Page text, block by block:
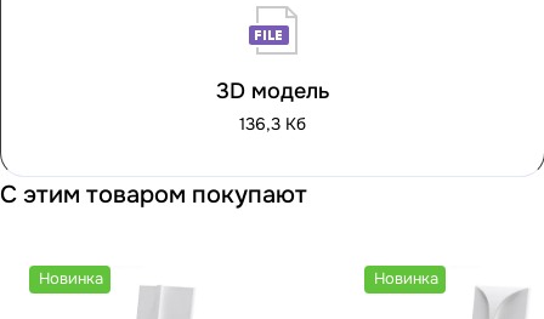
3D модель
136,3 Кб
С этим товаром покупают
Новинка Новинка